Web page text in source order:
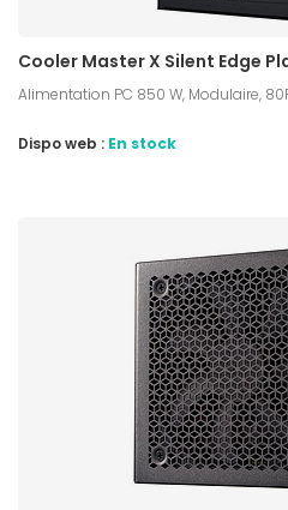
Cooler Master X Silent Edge
Alimentation PC 850 W, Modulaire,
Dispo web : En stock